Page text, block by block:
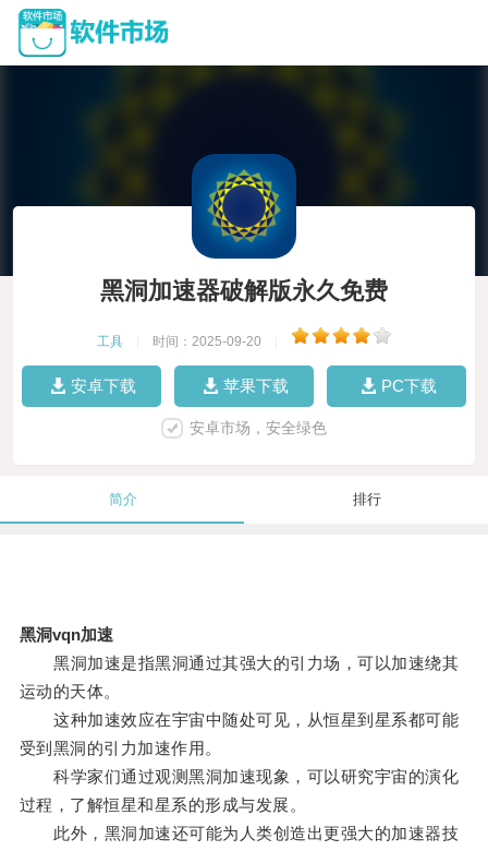
黑洞加速器破解版永久免费
工具 时间：2025-09-20
安卓下载 苹果下载 PC下载
安卓市场，安全绿色
简介 排行
黑洞vqn加速
黑洞加速是指黑洞通过其强大的引力场，可以加速绕其
运动的天体。
这种加速效应在宇宙中随处可见，从恒星到星系都可能
受到黑洞的引力加速作用。
科学家们通过观测黑洞加速现象，可以研究宇宙的演化
过程，了解恒星和星系的形成与发展。
此外，黑洞加速还可能为人类创造出更强大的加速器技